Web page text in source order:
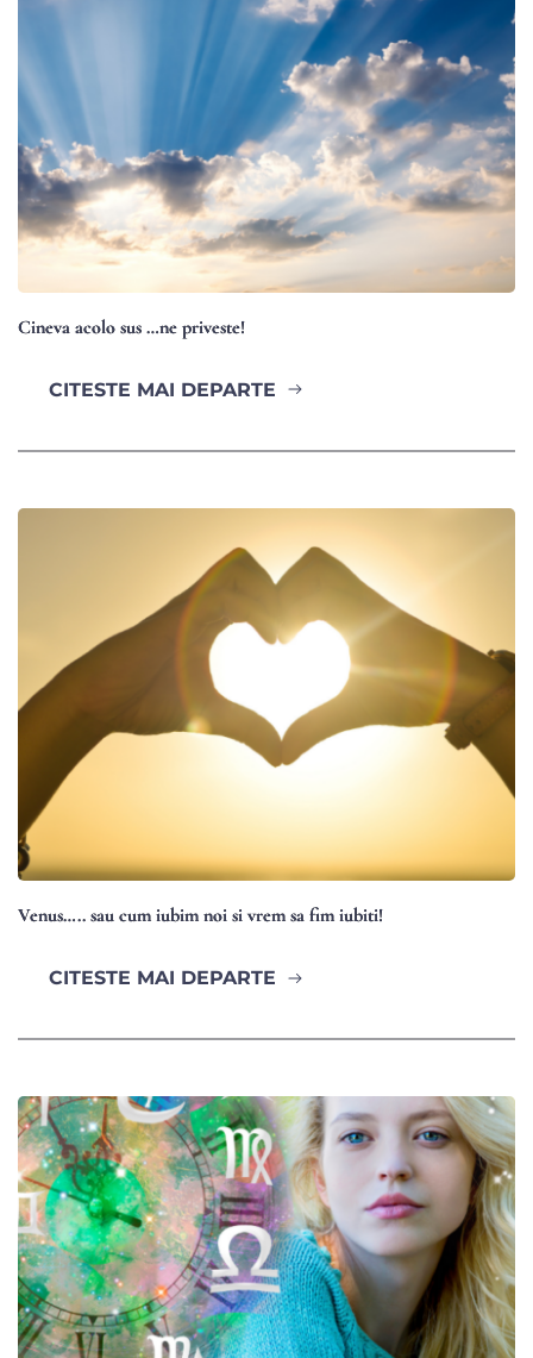
Cineva acolo sus …ne priveste!
CITESTE MAI DEPARTE
Venus….. sau cum iubim noi si vrem sa fim iubiti!
CITESTE MAI DEPARTE